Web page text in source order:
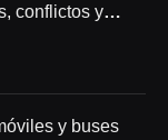
conflictos y
y buses